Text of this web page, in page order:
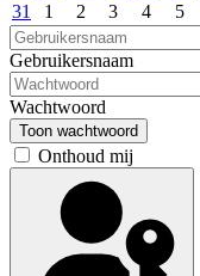
31
1 2 3 4 5
Gebruikersnaam
Wachtwoord
Toon wachtwoord
Onthoud mij